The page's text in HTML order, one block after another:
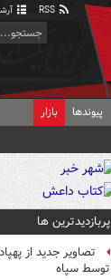
پیوندها بازار
پربازدیدترین ها
تصاویر جدید از
توسط سپاه